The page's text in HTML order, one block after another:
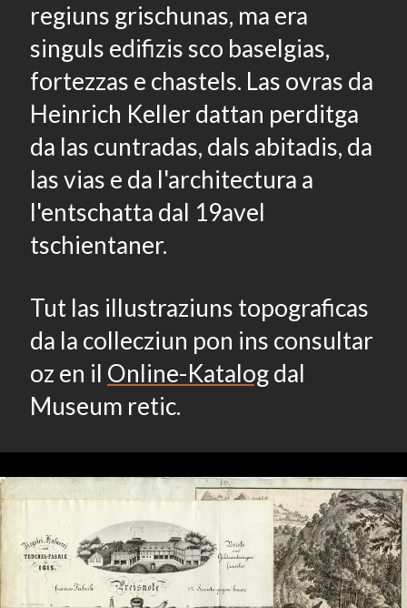
regiuns grischunas, ma era
singuls edifizis sco baselgias,
fortezzas e chastels. Las ovras da
Heinrich Keller dattan perditga
da las cuntradas, dals abitadis, da
las vias e da l'architectura a
l'entschatta dal 19avel
tschientaner.
Tut las illustraziuns topograficas
da la collecziun pon ins consultar
oz en il Online-Katalogdal
Museum retic.